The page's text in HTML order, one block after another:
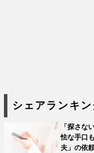
シェアランキン
「探さな
怯な手口
夫」の依